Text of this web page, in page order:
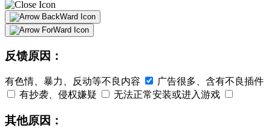
反馈原因：
有色情、暴力、反动等不良内容
广告很多、含有不良插件
有抄袭、侵权嫌疑
无法正常安装或进入游戏
其他原因：